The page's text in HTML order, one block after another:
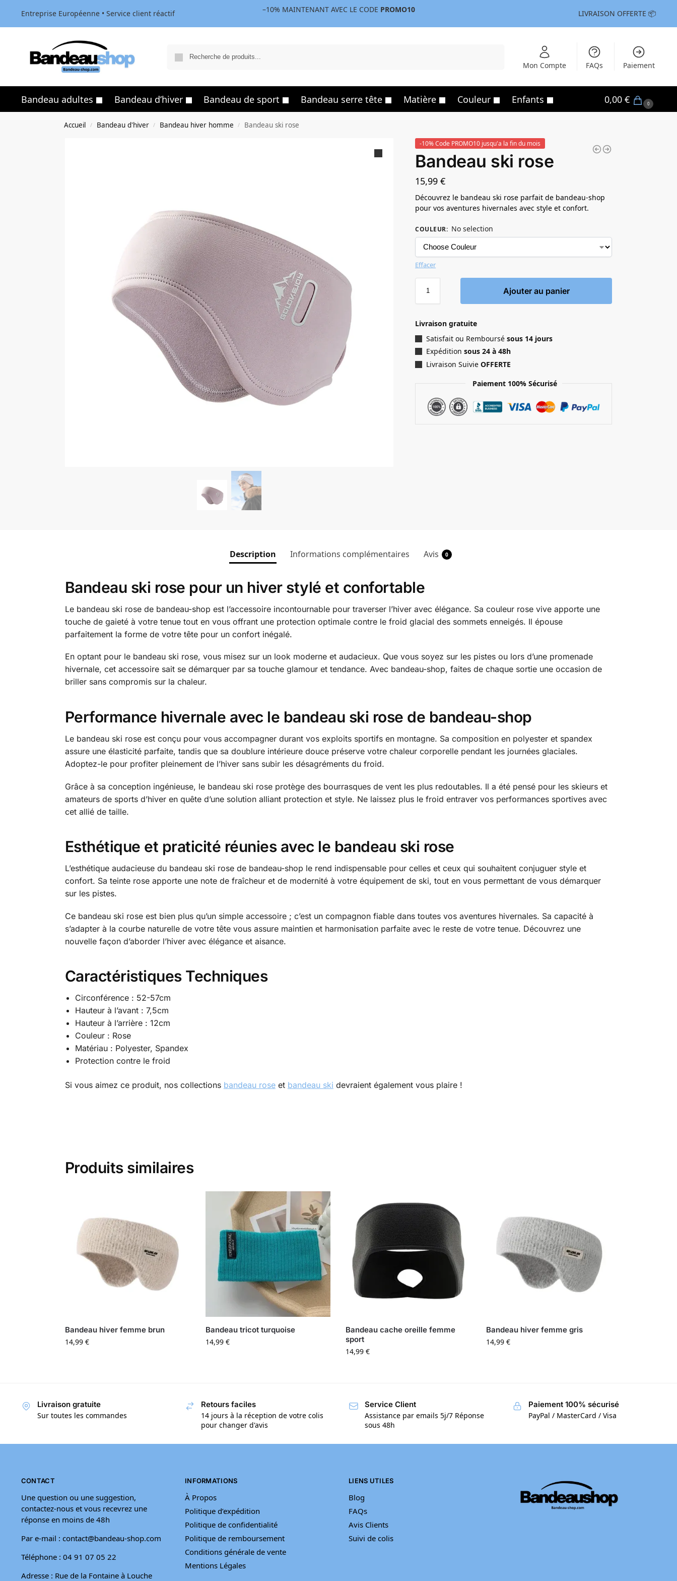
Entreprise Européenne • Service client réactif –10% MAINTENANT AVEC LE CODE PROMO10 LIVRAISON OFFERTE 📦
Mon Compte FAQs Paiement
Bandeau adultes Bandeau d’hiver Bandeau de sport Bandeau serre tête Matière Couleur Enfants 0,00€ 0
Accueil / Bandeau d'hiver / Bandeau hiver homme / Bandeau ski rose
-10% Code PROMO10 jusqu'a la fin du mois
Bandeau ski rose
15,99€
Découvrez le bandeau ski rose parfait de bandeau-shop
pour vos aventures hivernales avec style et confort.
COULEUR: No selection
Effacer
Ajouter au panier
Livraison gratuite
Satisfait ou Remboursésous 14 jours
Expédition sous 24 à 48h
Livraison SuivieOFFERTE
Paiement 100% Sécurisé
Description Informations complémentaires Avis 0
Bandeau ski rose pour un hiver stylé et confortable
Le bandeau ski rose de bandeau-shop est l’accessoire incontournable pour traverser l’hiver avec élégance. Sa couleur rose vive apporte une
touche de gaieté à votre tenue tout en vous offrant une protection optimale contre le froid glacial des sommets enneigés. Il épouse
parfaitement la forme de votre tête pour un confort inégalé.
En optant pour le bandeau ski rose, vous misez sur un look moderne et audacieux. Que vous soyez sur les pistes ou lors d’une promenade
hivernale, cet accessoire sait se démarquer par sa touche glamour et tendance. Avec bandeau-shop, faites de chaque sortie une occasion de
briller sans compromis sur la chaleur.
Performance hivernale avec le bandeau ski rose de bandeau-shop
Le bandeau ski rose est conçu pour vous accompagner durant vos exploits sportifs en montagne. Sa composition en polyester et spandex
assure une élasticité parfaite, tandis que sa doublure intérieure douce préserve votre chaleur corporelle pendant les journées glaciales.
Adoptez-le pour profiter pleinement de l’hiver sans subir les désagréments du froid.
Grâce à sa conception ingénieuse, le bandeau ski rose protège des bourrasques de vent les plus redoutables. Il a été pensé pour les skieurs et
amateurs de sports d’hiver en quête d’une solution alliant protection et style. Ne laissez plus le froid entraver vos performances sportives avec
cet allié de taille.
Esthétique et praticité réunies avec le bandeau ski rose
L’esthétique audacieuse du bandeau ski rose de bandeau-shop le rend indispensable pour celles et ceux qui souhaitent conjuguer style et
confort. Sa teinte rose apporte une note de fraîcheur et de modernité à votre équipement de ski, tout en vous permettant de vous démarquer
sur les pistes.
Ce bandeau ski rose est bien plus qu’un simple accessoire ; c’est un compagnon fiable dans toutes vos aventures hivernales. Sa capacité à
s’adapter à la courbe naturelle de votre tête vous assure maintien et harmonisation parfaite avec le reste de votre tenue. Découvrez une
nouvelle façon d’aborder l’hiver avec élégance et aisance.
Caractéristiques Techniques
Circonférence : 52-57cm
Hauteur à l’avant : 7,5cm
Hauteur à l’arrière : 12cm
Couleur : Rose
Matériau : Polyester, Spandex
Protection contre le froid
Si vous aimez ce produit, nos collections bandeau roseet bandeau ski devraient également vous plaire !
Produits similaires
Bandeau hiver femme brun
14,99 €
Bandeau tricot turquoise
14,99 €
Bandeau cache oreille femme
sport
14,99€
Bandeau hiver femme gris
14,99€
Livraison gratuite
Sur toutes les commandes
Retours faciles
14 jours à la réception de votre colis
pour changer d'avis
Service Client
Assistance par emails 5j/7 Réponse
sous 48h
Paiement 100% sécurisé
PayPal / MasterCard / Visa
CONTACT
Une question ou une suggestion,
contactez-nous et vous recevrez une
réponse en moins de 48h
Par e-mail : contact@bandeau-shop.com
Téléphone : 04 91 07 05 22
Adresse : Rue de la Fontaine à Louche
INFORMATIONS
À Propos
Politique d’expédition
Politique de confidentialité
Politique de remboursement
Conditions générale de vente
Mentions Légales
LIENS UTILES
Blog
FAQs
Avis Clients
Suivi de colis